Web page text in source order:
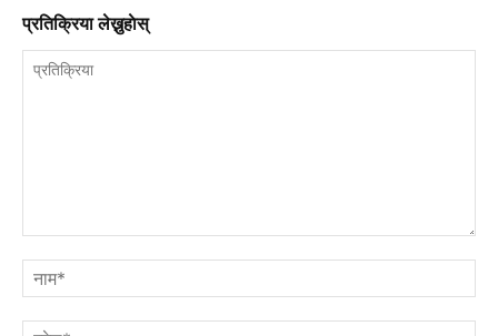
प्रतिक्रिया लेख्नुहाेस्